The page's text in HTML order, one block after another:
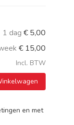
1 dag € 5,00
€ 15,00
Incl. BTW
en met